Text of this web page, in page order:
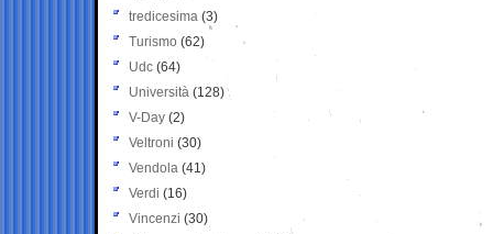
tredicesima (3)
Turismo (62)
Udc (64)
Università (128)
V-Day (2)
Veltroni (30)
Vendola (41)
Verdi (16)
Vincenzi (30)